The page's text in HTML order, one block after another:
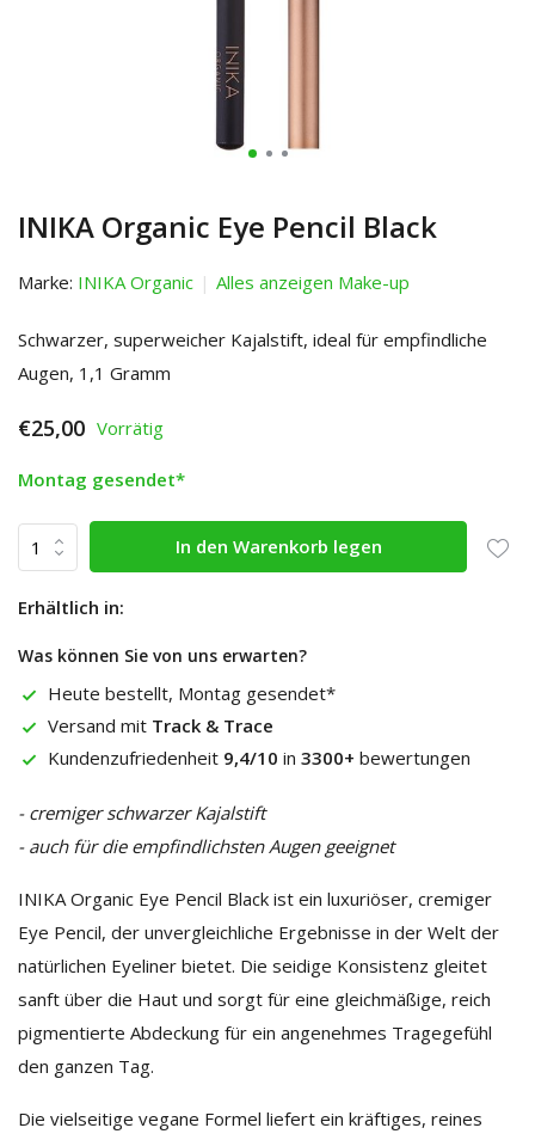
INIKA Organic Eye Pencil Black
Marke: INIKA Organic Alles anzeigen Make-up
Schwarzer, superweicher Kajalstift, ideal für empfindliche
Augen, 1,1 Gramm
€25,00 Vorrätig
Montag gesendet*
In den Warenkorb legen
Erhältlich in:
Was können Sie von uns erwarten?
Heute bestellt, Montag gesendet*
Versand mit Track & Trace
Kundenzufriedenheit 9,4/10 in 3300+ bewertungen
- cremiger schwarzer Kajalstift
- auch für die empfindlichsten Augen geeignet
INIKA Organic Eye Pencil Black ist ein luxuriöser, cremiger
Eye Pencil, der unvergleichliche Ergebnisse in der Welt der
natürlichen Eyeliner bietet. Die seidige Konsistenz gleitet
sanft über die Haut und sorgt für eine gleichmäßige, reich
pigmentierte Abdeckung für ein angenehmes Tragegefühl
den ganzen Tag.
Die vielseitige vegane Formel liefert ein kräftiges, reines